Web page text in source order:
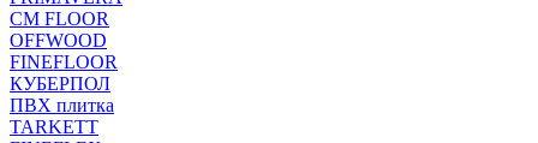
CM FLOOR
OFFWOOD
FINEFLOOR
КУБЕРПОЛ
ПВХ плитка
TARKETT